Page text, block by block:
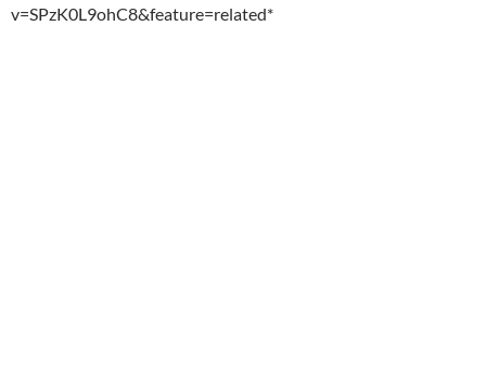
v=SPzK0L9ohC8&feature=related*